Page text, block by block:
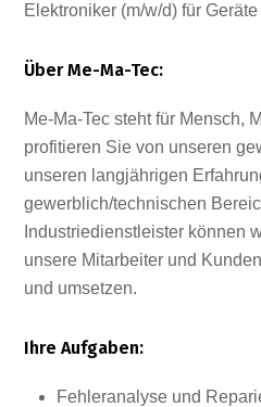
Elektroniker (m/w/d) für
Über Me-Ma-Tec:
Me-Ma-Tec steht für Mensch,
profitieren Sie von unseren
unseren langjährigen
gewerblich/technischen
Industriedienstleister können
unsere Mitarbeiter und
und umsetzen.
Ihre Aufgaben:
Fehleranalyse und